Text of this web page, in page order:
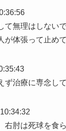
て無理はしない
が体張って止めて
ず治療に専念し
右肘は死球を食